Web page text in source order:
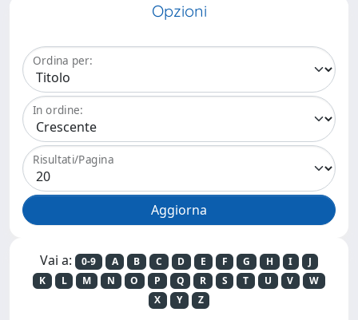
Opzioni
Ordina per:
In ordine:
Risultati/Pagina
Vai a: 0-9 A B C D E F G H I
J
K
L M N O P Q R S T U V
W
X
Y Z